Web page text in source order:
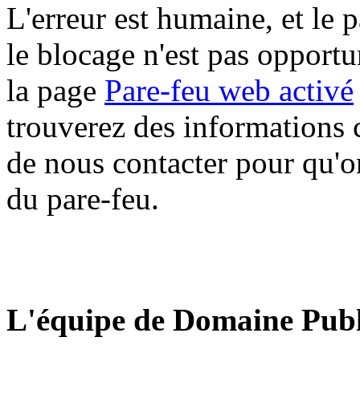
L'erreur est humaine, et le
le blocage n'est pas
la page Pare-feu web activé
trouverez des informations
de nous contacter pour
du pare-feu.
L'équipe de Domaine